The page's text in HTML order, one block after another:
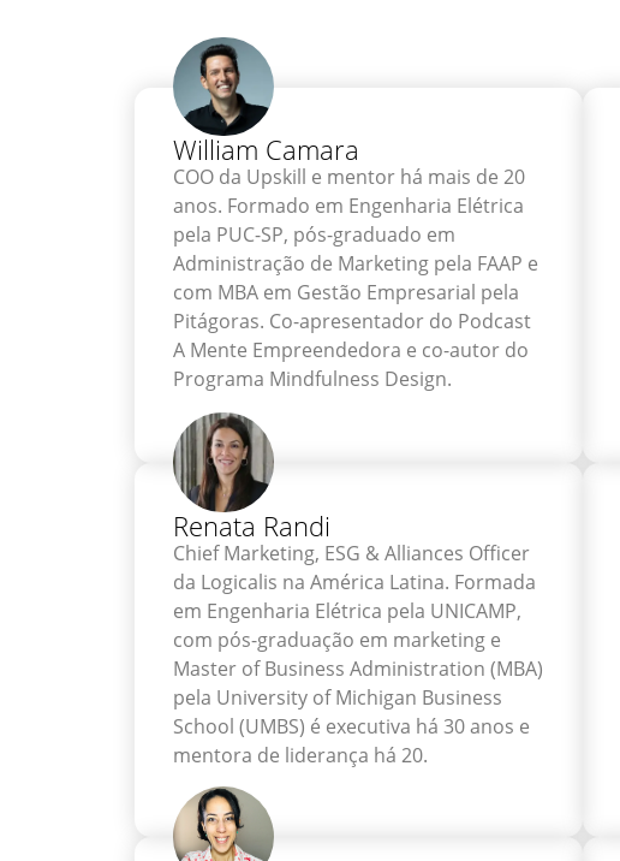
William Camara
COO da Upskill e mentor há mais de 20
anos. Formado em Engenharia Elétrica
pela PUC-SP, pós-graduado em
Administração de Marketing pela FAAP e
com MBA em Gestão Empresarial pela
Pitágoras. Co-apresentador do Podcast
A Mente Empreendedora e co-autor do
Programa Mindfulness Design.
Renata Randi
Chief Marketing, ESG & Alliances Officer
da Logicalis na América Latina. Formada
em Engenharia Elétrica pela UNICAMP,
com pós-graduação em marketing e
Master of Business Administration (MBA)
pela University of Michigan Business
School (UMBS) é executiva há 30 anos e
mentora de liderança há 20.